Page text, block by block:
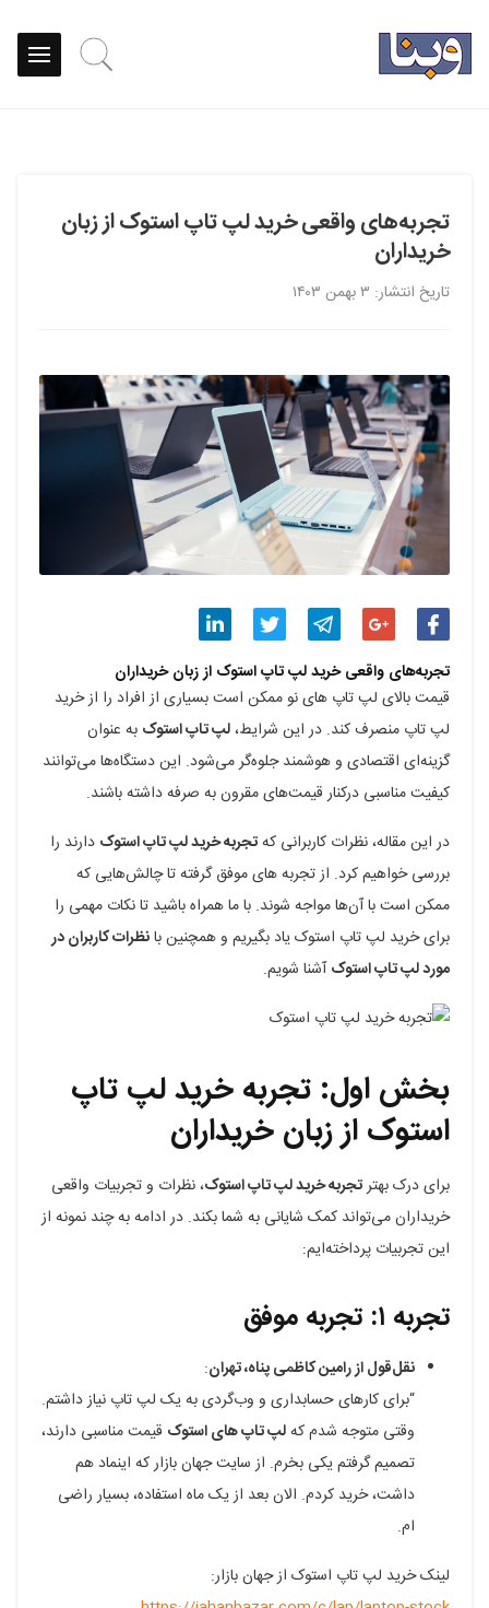
تجربه‌های واقعی خرید لپ تاپ استوک از زبان
خریداران
تاریخ انتشار: ۳ بهمن ۱۴۰۳
اشتراک
گذاری
در
فیسبوک
اشتراک
گذاری
در
گوگل
اشتراک
گذاری
در
تلگرام
اشتراک
گذاری
در
توییتر
اشتراک
گذاری
در
لینکدین
تجربه‌های واقعی خرید لپ تاپ استوک از زبان خریداران
قیمت بالای لپ تاپ های نو ممکن است بسیاری از افراد را از خرید
لپ تاپ منصرف کند. در این شرایط،لپ تاپ استوک به عنوان
گزینه‌ای اقتصادی و هوشمند جلوه‌گر می‌شود. این دستگاه‌ها می‌توانند
کیفیت مناسبی درکنار قیمت‌های مقرون به صرفه داشته باشند.
در این مقاله، نظرات کاربرانی کهتجربه خرید لپ تاپ استوک دارند را
بررسی خواهیم کرد. از تجربه های موفق گرفته تا چالش‌هایی که
ممکن است با آن‌ها مواجه شوند. با ما همراه باشید تا نکات مهمی را
برای خرید لپ تاپ استوک یاد بگیریم و همچنین بانظرات کاربران در
مورد لپ تاپ استوکآشنا شویم.
بخش اول: تجربه خرید لپ تاپ
استوک از زبان خریداران
برای درک بهترتجربه خرید لپ تاپ استوک، نظرات و تجربیات واقعی
خریداران می‌تواند کمک شایانی به شما بکند. در ادامه به چند نمونه از
این تجربیات پرداخته‌ایم:
تجربه ۱: تجربه موفق
نقل‌قول از رامین کاظمی پناه، تهران:
“برای کارهای حسابداری و وب‌گردی به یک لپ تاپ نیاز داشتم.
وقتی متوجه شدم کهلپ تاپ های استوک قیمت‌ مناسبی دارند،
تصمیم گرفتم یکی بخرم. از سایت جهان بازار که اینماد هم
داشت، خرید کردم. الان بعد از یک ماه استفاده، بسیار راضی
ام.
لینک خرید لپ تاپ استوک از جهان بازار: